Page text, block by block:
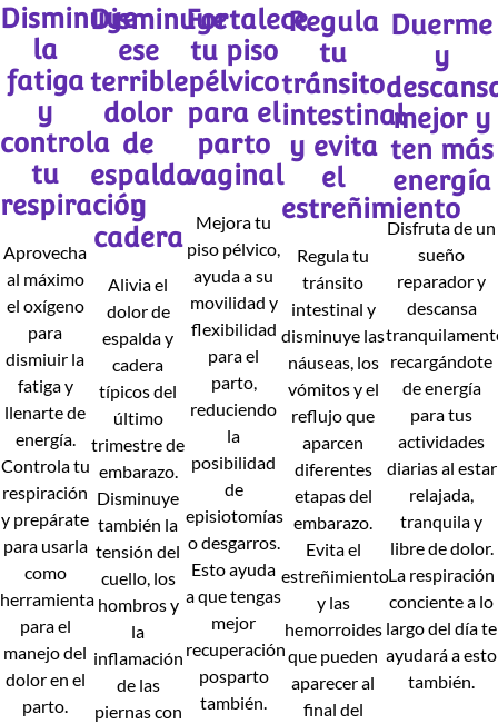
Disminuye
la
fatiga
y
controla
tu
respiración
Aprovecha
al máximo
el oxígeno
para
dismiuir la
fatiga y
llenarte de
energía.
Controla tu
respiración
y prepárate
para usarla
como
herramienta
para el
manejo del
dolor en el
parto.
Disminuye
ese
terrible
dolor
de
espalda
y
cadera
Alivia el
dolor de
espalda y
cadera
típicos del
último
trimestre de
embarazo.
Disminuye
también la
tensión del
cuello, los
hombros y
la
inflamación
de las
piernas con
Fortalece
tu piso
pélvico
para el
parto
vaginal
Mejora tu
piso pélvico,
ayuda a su
movilidad y
flexibilidad
para el
parto,
reduciendo
la
posibilidad
de
episiotomías
o desgarros.
Esto ayuda
a que tengas
mejor
recuperación
posparto
también.
Regula
tu
tránsito
intestinal
y evita
el
estreñimiento
Regula tu
tránsito
intestinal y
disminuye las
náuseas, los
vómitos y el
reflujo que
aparcen
diferentes
etapas del
embarazo.
Evita el
estreñimiento
y las
hemorroides
que pueden
aparecer al
final del
Duerme
y
mejor y
ten más
energía
Disfruta de un
sueño
reparador y
descansa
recargándote
de energía
para tus
actividades
diarias al estar
relajada,
tranquila y
libre de dolor.
La respiración
conciente a lo
largo del día te
ayudará a esto
también.